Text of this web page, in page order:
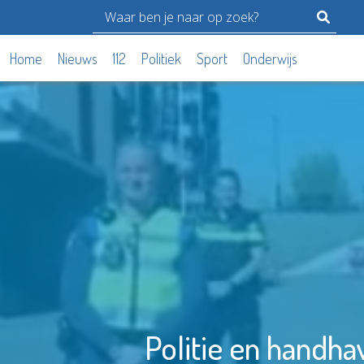
Home Nieuws 112 Politiek Sport Onderwijs
Politie en